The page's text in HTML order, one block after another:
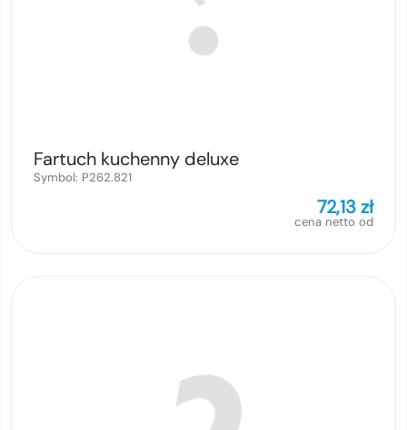
Fartuch kuchenny deluxe
Symbol: P262.821
72,13zł
cena netto od